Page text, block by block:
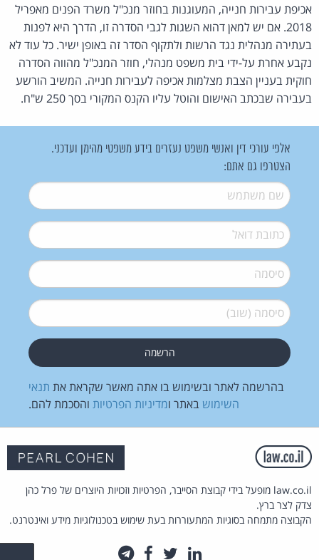
אכיפת עבירות חנייה, המעוגנות בחוזר מנכ"ל משרד הפנים מאפריל
2018. אם יש למאן דהוא השגות לגבי הסדרה זו, הדרך היא לפנות
בעתירה מנהלית נגד הרשות ולתקוף הסדר זה באופן ישיר. כל עוד לא
נקבע אחרת על-ידי בית משפט מנהלי, חוזר המנכ"ל מהווה הסדרה
חוקית בעניין הצבת מצלמות אכיפה לעבירות חנייה. המשיב הורשע
בעבירה שבכתב האישום והוטל עליו הקנס המקורי בסך 250 ש"ח.
אלפי עורכי דין ואנשי משפט נעזרים בידע משפטי מהימן ועדכני.
הצטרפו גם אתם:
שם משתמש*
דואל*
סיסמה*
סיסמה (שוב)*
בהרשמה לאתר ובשימוש בו אתה מאשר שקראת את תנאי
השימוש באתר ומדיניות הפרטיות והסכמת להם.
law.co.il מופעל בידי קבוצת הסייבר, הפרטיות וזכויות היוצרים של פרל כהן
צדק לצר ברץ.
הקבוצה מתמחה בסוגיות המתעוררות בעת שימוש בטכנולוגיות מידע ואינטרנט.
לינקדאין
טוויטרפייסבוק